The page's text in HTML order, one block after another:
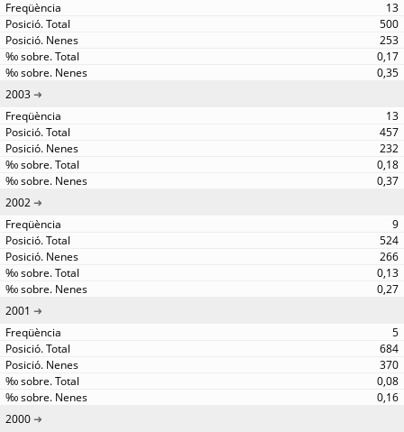
13
500
253
0,17
0,35
2003
13
457
232
0,18
0,37
2002
9
524
266
0,13
0,27
2001
5
684
370
0,08
0,16
2000